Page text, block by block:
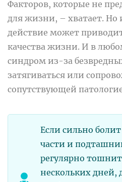
Факторов, которые не
для жизни, – хватает. Но
действие может
качества жизни. И в
синдром из-за
затягиваться или
сопутствующей
Если сильно
части и
регулярно
нескольких дней,